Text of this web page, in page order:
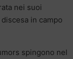
nei suoi
in campo
spingono nel